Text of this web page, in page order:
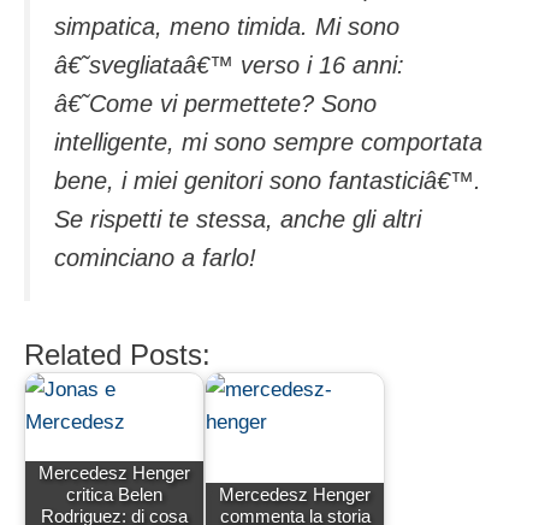
simpatica, meno timida. Mi sono
â€˜svegliataâ€™ verso i 16 anni:
â€˜Come vi permettete? Sono
intelligente, mi sono sempre comportata
bene, i miei genitori sono fantasticiâ€™.
Se rispetti te stessa, anche gli altri
cominciano a farlo!
Related Posts:
Mercedesz Henger
critica Belen
Rodriguez: di cosa
Mercedesz Henger
commenta la storia